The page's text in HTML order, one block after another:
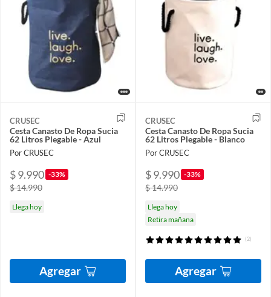
CRUSEC
Cesta Canasto De Ropa Sucia
62 Litros Plegable - Azul
Por CRUSEC
$ 9.990 -33%
$ 14.990
Llega hoy
Agregar
CRUSEC
Cesta Canasto De Ropa Sucia
62 Litros Plegable - Blanco
Por CRUSEC
$ 9.990 -33%
$ 14.990
Llega hoy
Retira mañana
(2)
Agregar